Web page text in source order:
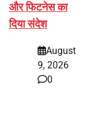
और फिटनेस का
दिया संदेश
August
9, 2026
0